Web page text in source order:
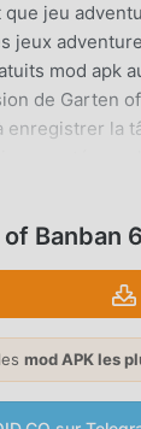
que jeu
jeux
mod apk
de Garten
enregistrer la
et il est
!
que jeu
monde.
Banban
mod APK les